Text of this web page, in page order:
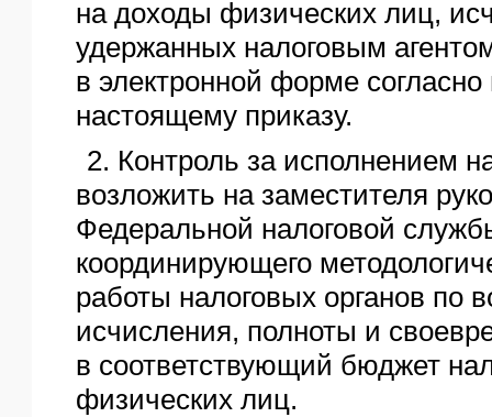
на доходы физических лиц,
удержанных налоговым
в электронной форме
настоящему приказу.
2. Контроль за исполнением
возложить на заместителя
Федеральной налоговой
координирующего
работы налоговых органов по
исчисления, полноты и
в соответствующий бюджет
физических лиц.